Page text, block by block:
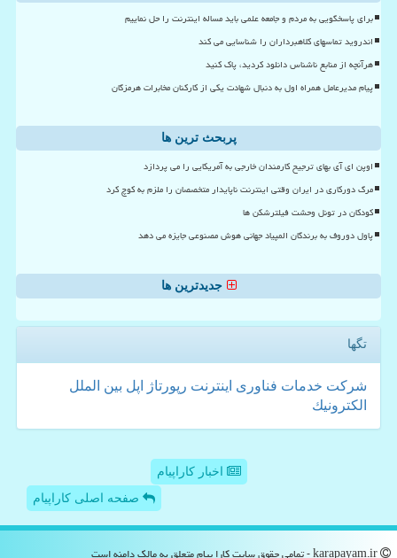
برای پاسخگویی به مردم و جامعه علمی باید مساله اینترنت را حل نماییم
اندروید تماسهای کلاهبرداران را شناسایی می کند
هرآنچه از منابع ناشناس دانلود کردید، پاک کنید
پیام مدیرعامل همراه اول به دنبال شهادت یکی از کارکنان مخابرات هرمزگان
پربحث ترین ها
اوپن ای آی بهای ترجیح کارمندان خارجی به آمریکایی را می پردازد
مرگ دورکاری در ایران وقتی اینترنت ناپایدار متخصصان را ملزم به کوچ کرد
کودکان در تونل وحشت فیلترشکن ها
پاول دوروف به برندگان المپیاد جهانی هوش مصنوعی جایزه می دهد
جدیدترین ها
تگها
شركت خدمات فناوری اینترنت رپورتاژ اپل بین الملل
الكترونیك
اخبار کاراپیام
صفحه اصلی کاراپیام